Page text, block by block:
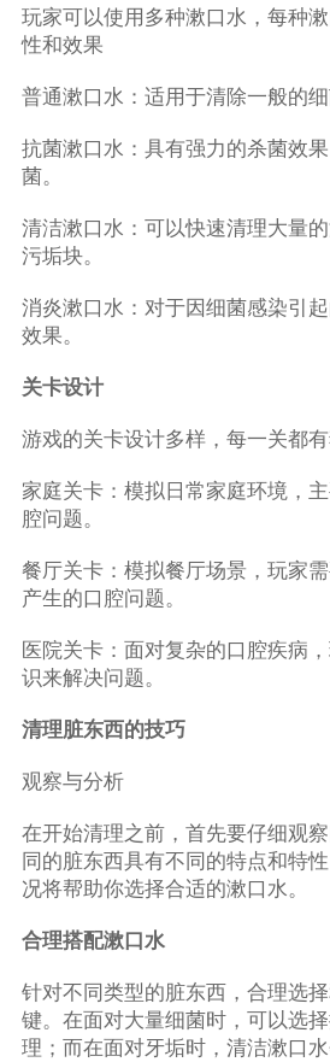
玩家可以使用多种漱口水，每种
性和效果
普通漱口水：适用于清除一般的细
抗菌漱口水：具有强力的杀菌效
菌。
清洁漱口水：可以快速清理大量
污垢块。
消炎漱口水：对于因细菌感染引
效果。
关卡设计
游戏的关卡设计多样，每一关都
家庭关卡：模拟日常家庭环境，
腔问题。
餐厅关卡：模拟餐厅场景，玩家
产生的口腔问题。
医院关卡：面对复杂的口腔疾病
识来解决问题。
清理脏东西的技巧
观察与分析
在开始清理之前，首先要仔细观
同的脏东西具有不同的特点和特
况将帮助你选择合适的漱口水。
合理搭配漱口水
针对不同类型的脏东西，合理选
键。在面对大量细菌时，可以选
理；而在面对牙垢时，清洁漱口水